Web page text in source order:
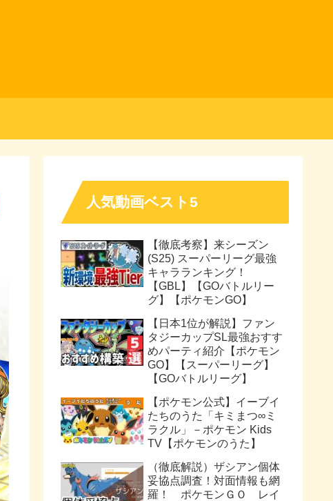
人気動画ベスト5
【徹底考察】来シーズン
(S25) スーパーリーグ最強
キャラランキング！
【GBL】【GOバトルリー
グ】【ポケモンGO】
【日本1位が解説】ファン
タジーカップSL最強おすす
めパーティ紹介【ポケモン
GO】【スーパーリーグ】
【GOバトルリーグ】
【ポケモン公式】イーブイ
たちのうた「キミまつ∞ミ
ラクル」－ポケモン Kids
TV【ポケモンのうた】
（徹底解説）ザシアン個体
妥協点調査！対面情報も網
羅！ ポケモンＧＯ レイ